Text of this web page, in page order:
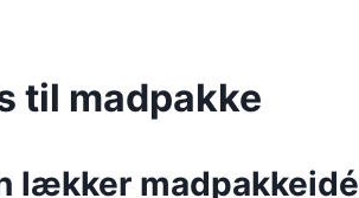
til madpakke
lækker madpakkeidé